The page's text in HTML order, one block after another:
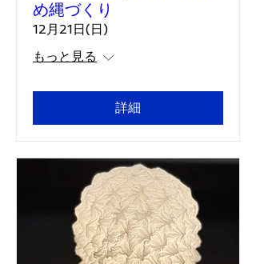
め縄づくり
12月21日(日)
もっと見る
詳細